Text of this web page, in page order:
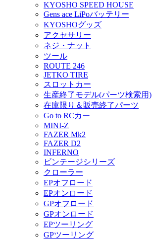
KYOSHO SPEED HOUSE
Gens ace LiPoバッテリー
KYOSHOグッズ
アクセサリー
ネジ・ナット
ツール
ROUTE 246
JETKO TIRE
スロットカー
生産終了モデル(パーツ検索用)
在庫限り＆販売終了パーツ
Go to RCカー
MINI-Z
FAZER Mk2
FAZER D2
INFERNO
ビンテージシリーズ
クローラー
EPオフロード
EPオンロード
GPオフロード
GPオンロード
EPツーリング
GPツーリング